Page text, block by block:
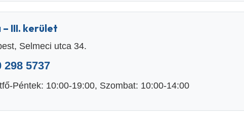
– III. kerület
Selmeci utca 34.
298 5737
Péntek: 10:00-19:00, Szombat: 10:00-14:00